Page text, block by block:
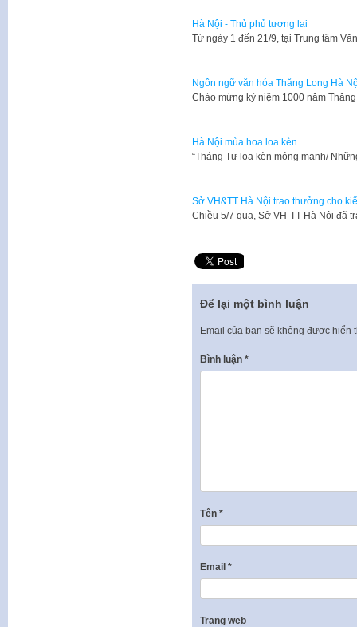
Hà Nội - Thủ phủ tương lai
Từ ngày 1 đến 21/9, tại Trung tâm
Ngôn ngữ văn hóa Thăng Long Hà
​Chào mừng kỷ niệm 1000 năm
Hà Nội mùa hoa loa kèn
“Tháng Tư loa kèn mỏng manh/
Sở VH&TT Hà Nội trao thưởng cho
Chiều 5/7 qua, Sở VH-TT Hà Nội đã
Để lại một bình luận
Email của bạn sẽ không được hiển
Bình luận *
Tên *
Email *
Trang web